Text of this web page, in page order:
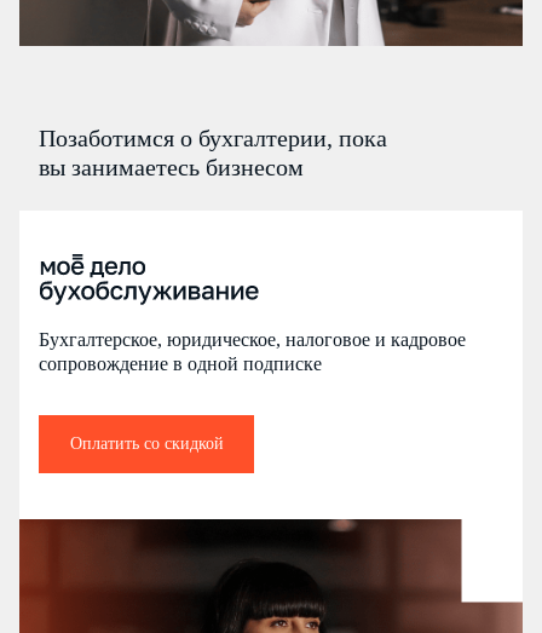
Позаботимся о бухгалтерии, пока
вы занимаетесь бизнесом
Бухгалтерское, юридическое, налоговое и кадровое
сопровождение в одной подписке
Оплатить со скидкой